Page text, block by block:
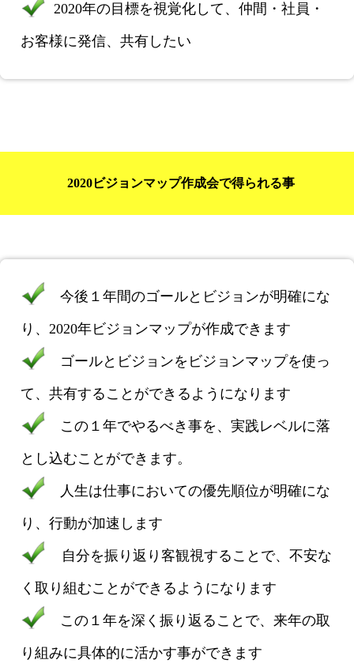
2020年の目標を視覚化して、仲間・社員・
お客様に発信、共有したい
2020ビジョンマップ作成会で得られる事
今後１年間のゴールとビジョンが明確にな
り、2020年ビジョンマップが作成できます
ゴールとビジョンをビジョンマップを使っ
て、共有することができるようになります
この１年でやるべき事を、実践レベルに落
とし込むことができます。
人生は仕事においての優先順位が明確にな
り、行動が加速します
自分を振り返り客観視することで、不安な
く取り組むことができるようになります
この１年を深く振り返ることで、来年の取
り組みに具体的に活かす事ができます